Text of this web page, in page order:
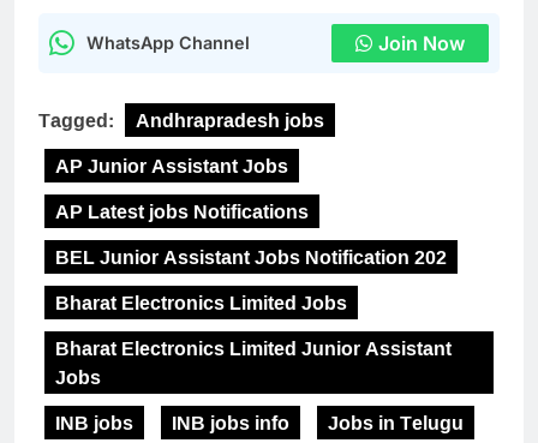
WhatsApp Channel Join Now
Tagged:
Andhrapradesh jobs
AP Junior Assistant Jobs
AP Latest jobs Notifications
BEL Junior Assistant Jobs Notification 202
Bharat Electronics Limited Jobs
Bharat Electronics Limited Junior Assistant
Jobs
INB jobs
INB jobs info
Jobs in Telugu